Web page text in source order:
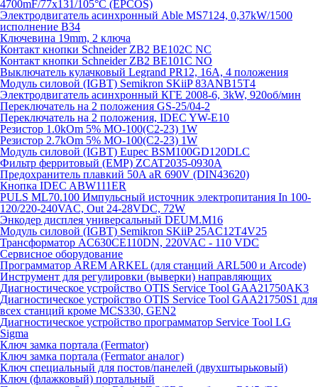
4700mF/77x131/105°C (EPCOS)
Электродвигатель асинхронный Able MS7124, 0,37kW/1500
исполнение В34
Ключевина 19mm, 2 ключа
Контакт кнопки Schneider ZB2 BE102C NC
Контакт кнопки Schneider ZB2 BE101C NO
Выключатель кулачковый Legrand PR12, 16A, 4 положения
Модуль силовой (IGBT) Semikron SKiiP 83ANB15T4
Электродвигатель асинхронный КГЕ 2008-6, 3kW, 920об/мин
Переключатель на 2 положения GS-25/04-2
Переключатель на 2 положения, IDEC YW-E10
Резистор 1.0kOm 5% МО-100(С2-23) 1W
Резистор 2.7kOm 5% МО-100(С2-23) 1W
Модуль силовой (IGBT) Eupec BSM100GD120DLC
Фильтр ферритовый (EMP) ZCAT2035-0930A
Предохранитель плавкий 50A aR 690V (DIN43620)
Кнопка IDEC ABW111ER
PULS ML70.100 Импульсный источник электропитания In 100-
120/220-240VAC, Out 24-28VDC, 72W
Энкодер дисплея универсальный DEUM.M16
Модуль силовой (IGBT) Semikron SKiiP 25AC12T4V25
Трансформатор AC630CE110DN, 220VAC - 110 VDC
Сервисное оборудование
Программатор AREM ARKEL (для станций ARL500 и Arcode)
Инструмент для регулировки (выверки) направляющих
Диагностическое устройство OTIS Service Tool GAA21750AK3
Диагностическое устройство OTIS Service Tool GAA21750S1 для
всех станций кроме MCS330, GEN2
Диагностическое устройство программатор Service Tool LG
Sigma
Ключ замка портала (Fermator)
Ключ замка портала (Fermator аналог)
Ключ специальный для постов/панелей (двухштырьковый)
Ключ (флажковый) портальный